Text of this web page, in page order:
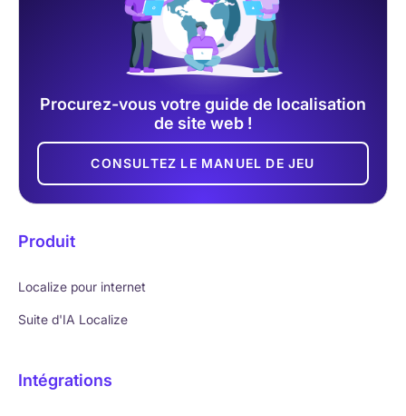
Procurez-vous votre guide de localisation
de site web !
CONSULTEZ LE MANUEL DE JEU
Produit
Localize pour internet
Suite d'IA Localize
Intégrations